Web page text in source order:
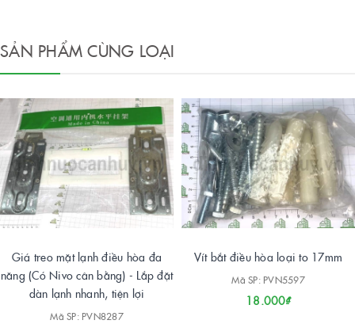
SẢN PHẨM CÙNG LOẠI
Giá treo mặt lạnh điều hòa đa
năng (Có Nivo cân bằng) - Lắp đặt
dàn lạnh nhanh, tiện lợi
Mã SP: PVN8287
Vít bắt điều hòa loại to 17mm
Mã SP: PVN5597
18.000₫